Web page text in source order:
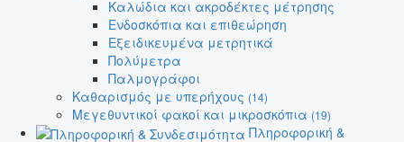
Καλώδια και ακροδέκτες μέτρησης
Ενδοσκόπια και επιθεώρηση
Εξειδικευμένα μετρητικά
Πολύμετρα
Παλμογράφοι
Καθαρισμός με υπερήχους (14)
Μεγεθυντικοί φακοί και μικροσκόπια (19)
Πληροφορική &